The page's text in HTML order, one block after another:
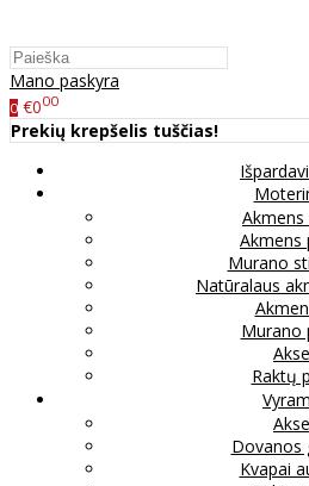
Mano paskyra
0 €000
Prekių krepšelis tuščias!
Akmens
Akmens
Murano
Natūralaus
Murano
Raktų
Dovanos
Kvapai